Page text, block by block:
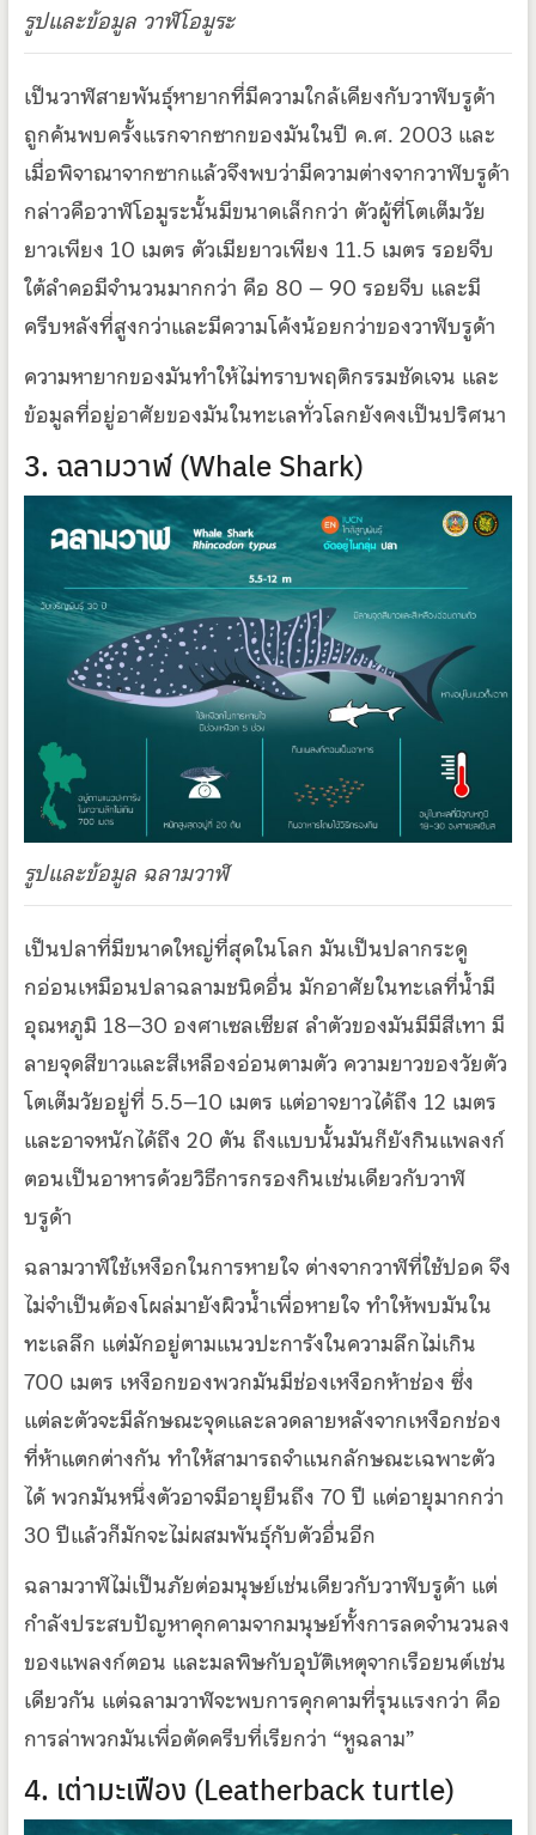
รูปและข้อมูล วาฬโอมูระ
เป็นวาฬสายพันธุ์หายากที่มีความใกล้เคียงกับวาฬบรูด้า
ถูกค้นพบครั้งแรกจากซากของมันในปี ค.ศ. 2003 และ
เมื่อพิจาณาจากซากแล้วจึงพบว่ามีความต่างจากวาฬบรูด้า
กล่าวคือวาฬโอมูระนั้นมีขนาดเล็กกว่า ตัวผู้ที่โตเต็มวัย
ยาวเพียง 10 เมตร ตัวเมียยาวเพียง 11.5 เมตร รอยจีบ
ใต้ลำคอมีจำนวนมากกว่า คือ 80 – 90 รอยจีบ และมี
ครีบหลังที่สูงกว่าและมีความโค้งน้อยกว่าของวาฬบรูด้า
ความหายากของมันทำให้ไม่ทราบพฤติกรรมชัดเจน และ
ข้อมูลที่อยู่อาศัยของมันในทะเลทั่วโลกยังคงเป็นปริศนา
3. ฉลามวาฬ (Whale Shark)
รูปและข้อมูล ฉลามวาฬ
เป็นปลาที่มีขนาดใหญ่ที่สุดในโลก มันเป็นปลากระดู
กอ่อนเหมือนปลาฉลามชนิดอื่น มักอาศัยในทะเลที่น้ำมี
อุณหภูมิ 18–30 องศาเซลเซียส ลำตัวของมันมีมีสีเทา มี
ลายจุดสีขาวและสีเหลืองอ่อนตามตัว ความยาวของวัยตัว
โตเต็มวัยอยู่ที่ 5.5–10 เมตร แต่อาจยาวได้ถึง 12 เมตร
และอาจหนักได้ถึง 20 ตัน ถึงแบบนั้นมันก็ยังกินแพลงก์
ตอนเป็นอาหารด้วยวิธีการกรองกินเช่นเดียวกับวาฬ
บรูด้า
ฉลามวาฬใช้เหงือกในการหายใจ ต่างจากวาฬที่ใช้ปอด จึง
ไม่จำเป็นต้องโผล่มายังผิวน้ำเพื่อหายใจ ทำให้พบมันใน
ทะเลลึก แต่มักอยู่ตามแนวปะการังในความลึกไม่เกิน
700 เมตร เหงือกของพวกมันมีช่องเหงือกห้าช่อง ซึ่ง
แต่ละตัวจะมีลักษณะจุดและลวดลายหลังจากเหงือกช่อง
ที่ห้าแตกต่างกัน ทำให้สามารถจำแนกลักษณะเฉพาะตัว
ได้ พวกมันหนึ่งตัวอาจมีอายุยืนถึง 70 ปี แต่อายุมากกว่า
30 ปีแล้วก็มักจะไม่ผสมพันธุ์กับตัวอื่นอีก
ฉลามวาฬไม่เป็นภัยต่อมนุษย์เช่นเดียวกับวาฬบรูด้า แต่
กำลังประสบปัญหาคุกคามจากมนุษย์ทั้งการลดจำนวนลง
ของแพลงก์ตอน และมลพิษกับอุบัติเหตุจากเรือยนต์เช่น
เดียวกัน แต่ฉลามวาฬจะพบการคุกคามที่รุนแรงกว่า คือ
การล่าพวกมันเพื่อตัดครีบที่เรียกว่า “หูฉลาม”
4. เต่ามะเฟือง (Leatherback turtle)